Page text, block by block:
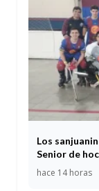
Los
Senior de
hace 14 horas